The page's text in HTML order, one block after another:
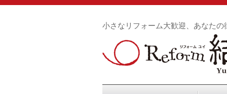
小さなリフォーム大歓迎、あなた